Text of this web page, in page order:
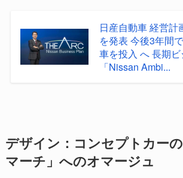
日産自動車 経営計
を発表 今後3年間
車を投入 へ 長期
「Nissan Ambi...
デザイン：コンセプトカー
マーチ」へのオマージュ